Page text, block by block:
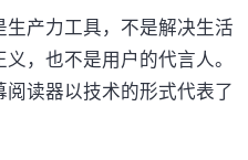
产力工具，不是解决生活
，也不是用户的代言人。
读器以技术的形式代表了